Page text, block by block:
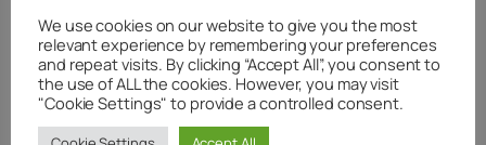
Juni 2018
April 2018
Januar 2018
August 2017
We use cookies on our website to give you the most
relevant experience by remembering your preferences
and repeat visits. By clicking “Accept All”, you consent to
the use of ALL the cookies. However, you may visit
"Cookie Settings" to provide a controlled consent.